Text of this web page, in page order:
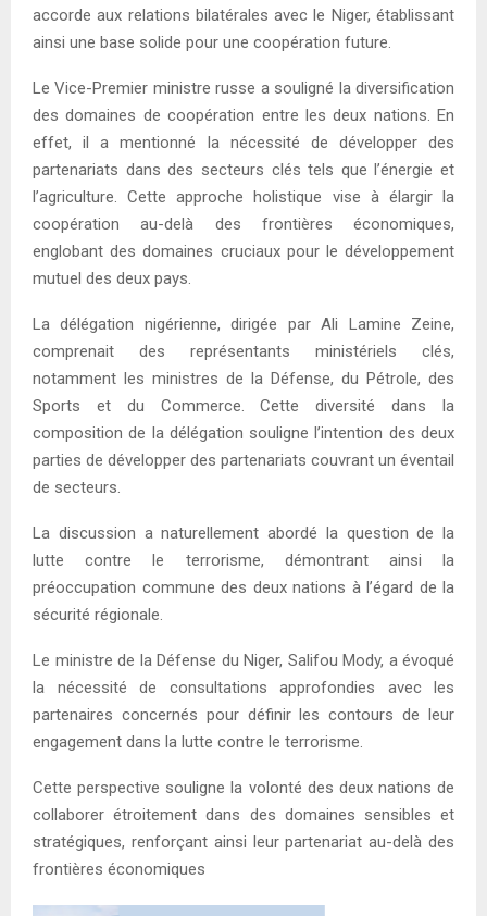
accorde aux relations bilatérales avec le Niger, établissant
ainsi une base solide pour une coopération future.
Le Vice-Premier ministre russe a souligné la diversification
des domaines de coopération entre les deux nations. En
effet, il a mentionné la nécessité de développer des
partenariats dans des secteurs clés tels que l’énergie et
l’agriculture. Cette approche holistique vise à élargir la
coopération au-delà des frontières économiques,
englobant des domaines cruciaux pour le développement
mutuel des deux pays.
La délégation nigérienne, dirigée par Ali Lamine Zeine,
comprenait des représentants ministériels clés,
notamment les ministres de la Défense, du Pétrole, des
Sports et du Commerce. Cette diversité dans la
composition de la délégation souligne l’intention des deux
parties de développer des partenariats couvrant un éventail
de secteurs.
La discussion a naturellement abordé la question de la
lutte contre le terrorisme, démontrant ainsi la
préoccupation commune des deux nations à l’égard de la
sécurité régionale.
Le ministre de la Défense du Niger, Salifou Mody, a évoqué
la nécessité de consultations approfondies avec les
partenaires concernés pour définir les contours de leur
engagement dans la lutte contre le terrorisme.
Cette perspective souligne la volonté des deux nations de
collaborer étroitement dans des domaines sensibles et
stratégiques, renforçant ainsi leur partenariat au-delà des
frontières économiques